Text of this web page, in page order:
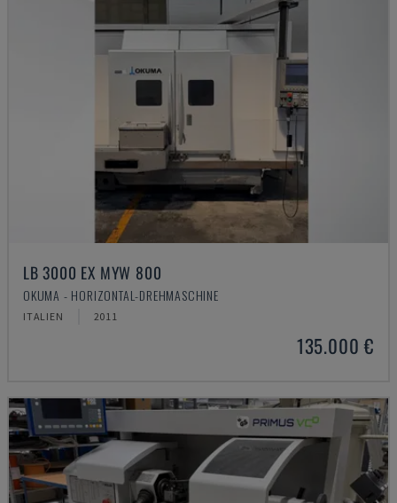
LB 3000 EX MYW 800
OKUMA - HORIZONTAL-DREHMASCHINE
ITALIEN 2011
135.000 €